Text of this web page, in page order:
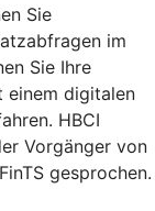
Sie
im
Sie Ihre
einem digitalen
HBCI
Vorgänger von
gesprochen.